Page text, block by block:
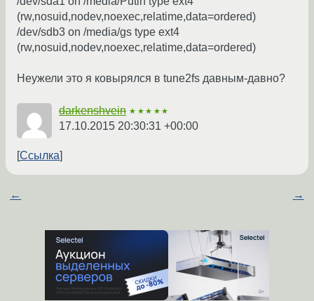
(rw,nosuid,nodev,noexec,relatime,data=ordered)
/dev/sdb3 on /media/gs type ext4
(rw,nosuid,nodev,noexec,relatime,data=ordered)
Неужели это я ковырялся в tune2fs давным-давно?
darkenshvein ★★★★★
17.10.2015 20:30:31 +00:00
Ссылка
← →